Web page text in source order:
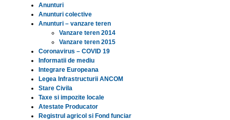
Anunturi
Anunturi colective
Anunturi – vanzare teren
Vanzare teren 2014
Vanzare teren 2015
Coronavirus – COVID 19
Informatii de mediu
Integrare Europeana
Legea Infrastructurii ANCOM
Stare Civila
Taxe si impozite locale
Atestate Producator
Registrul agricol si Fond funciar